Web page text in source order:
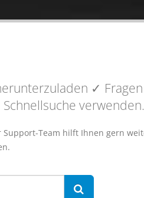
✓ Fragen
verwenden.
Support-Team hilft Ihnen gern